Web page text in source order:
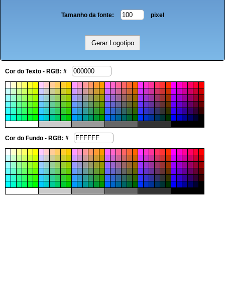
Tamanho da fonte: pixel
Cor do Texto - RGB: #
Cor do Fundo - RGB: #